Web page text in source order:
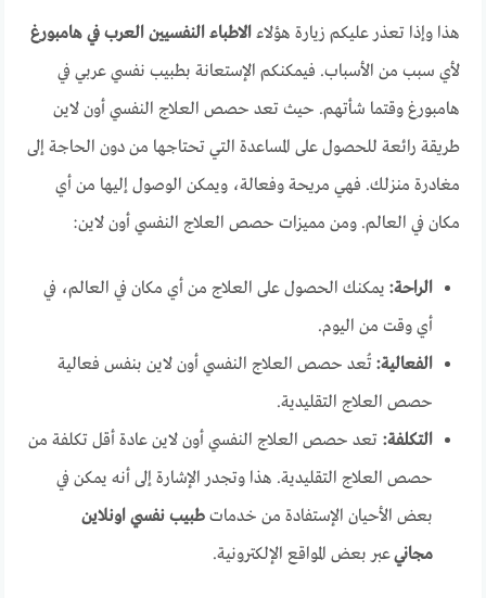
هذا وإذا تعذر عليكم زيارة هؤلاءالاطباء النفسيين العرب في هامبورغ
لأي سبب من الأسباب. فيمكنكم الإستعانة بطبيب نفسي عربي في
هامبورغ وقتما شأتهم. حيث تعد حصص العلاج النفسي أون لاين
طريقة رائعة للحصول على المساعدة التي تحتاجها من دون الحاجة إلى
مغادرة منزلك. فهي مريحة وفعالة، ويمكن الوصول إليها من أي
مكان في العالم. ومن مميزات حصص العلاج النفسي أون لاين:
الراحة: يمكنك الحصول على العلاج من أي مكان في العالم، في
أي وقت من اليوم.
الفعالية: تُعد حصص العلاج النفسي أون لاين بنفس فعالية
حصص العلاج التقليدية.
التكلفة: تعد حصص العلاج النفسي أون لاين عادة أقل تكلفة من
حصص العلاج التقليدية. هذا وتجدر الإشارة إلى أنه يمكن في
بعض الأحيان الإستفادة من خدماتطبيب نفسي اونلاين
مجانيعبر بعض المواقع الإلكترونية.